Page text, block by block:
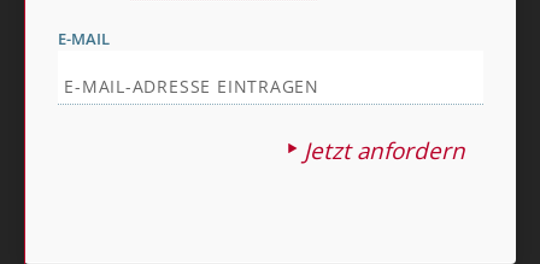
E-MAIL
Jetzt anfordern